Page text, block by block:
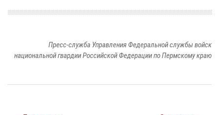
Пресс-служба Управления Федеральной службы войск
национальной гвардии Российской Федерации по Пермскому краю